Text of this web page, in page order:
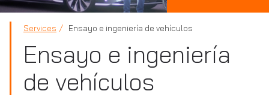
Services Ensayo e ingeniería de vehículos
Ensayo e ingeniería
de vehículos